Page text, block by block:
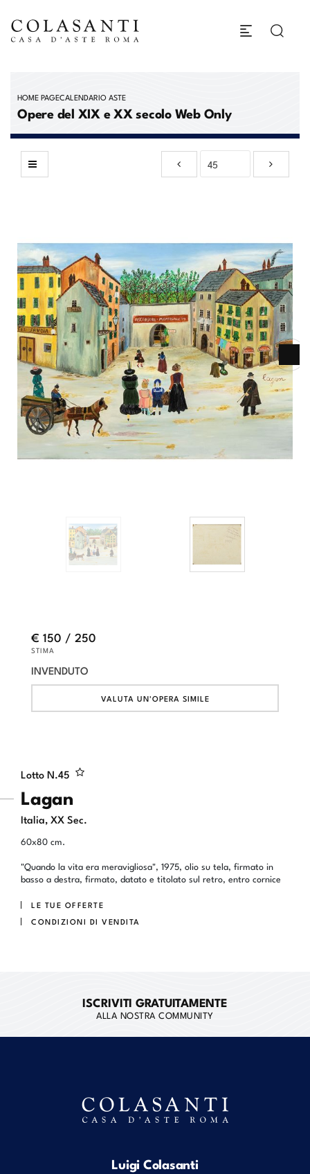
HOME PAGECALENDARIO ASTE
Opere del XIX e XX secolo Web Only
Lotto N.45
Lagan
Italia, XX Sec.
60x80 cm.
"Quando la vita era meravigliosa", 1975, olio su tela, firmato in
basso a destra, firmato, datato e titolato sul retro, entro cornice
LE TUE OFFERTE
CONDIZIONI DI VENDITA
€ 150 / 250
STIMA
INVENDUTO
VALUTA UN'OPERA SIMILE
ISCRIVITI GRATUITAMENTE
ALLA NOSTRA COMMUNITY
Luigi Colasanti